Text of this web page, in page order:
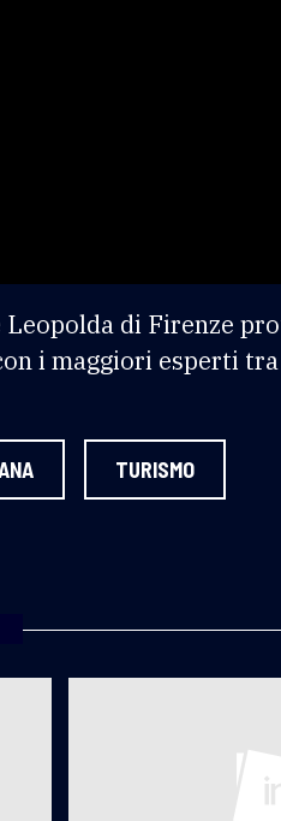
di Firenze
i maggiori esperti
TURISMO